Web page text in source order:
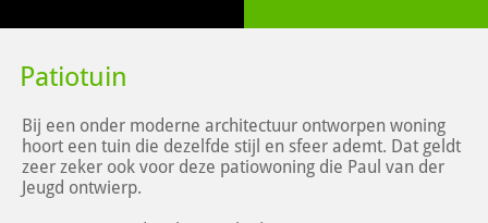
Patiotuin
Bij een onder moderne architectuur ontworpen woning
hoort een tuin die dezelfde stijl en sfeer ademt. Dat geldt
zeer zeker ook voor deze patiowoning die Paul van der
Jeugd ontwierp.